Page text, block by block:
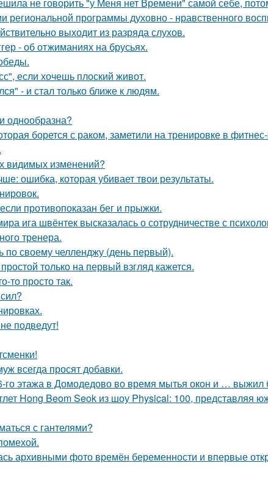
региональной программы духовно - нравственного
выходит из разряда слухов.
- об отжиманиях на брусьях.
если хочешь плоский живот.
- и стал только ближе к людям.
однообразна?
борется с раком, заметили на тренировке в
видимых изменений?
ошибка, которая убивает твои результаты.
противопоказан бег и прыжки.
ига швёнтек высказалась о сотрудничестве с
тренера.
по своему челленджу (день первый).
только на первый взгляд кажется.
то просто так.
подведут!
всегда просят добавки.
го этажа в Домодедово во время мытья окон и … выжил
Hong Beom Seok из шоу Physical: 100, представляя
с гантелями?
архивными фото времён беременности и впервые